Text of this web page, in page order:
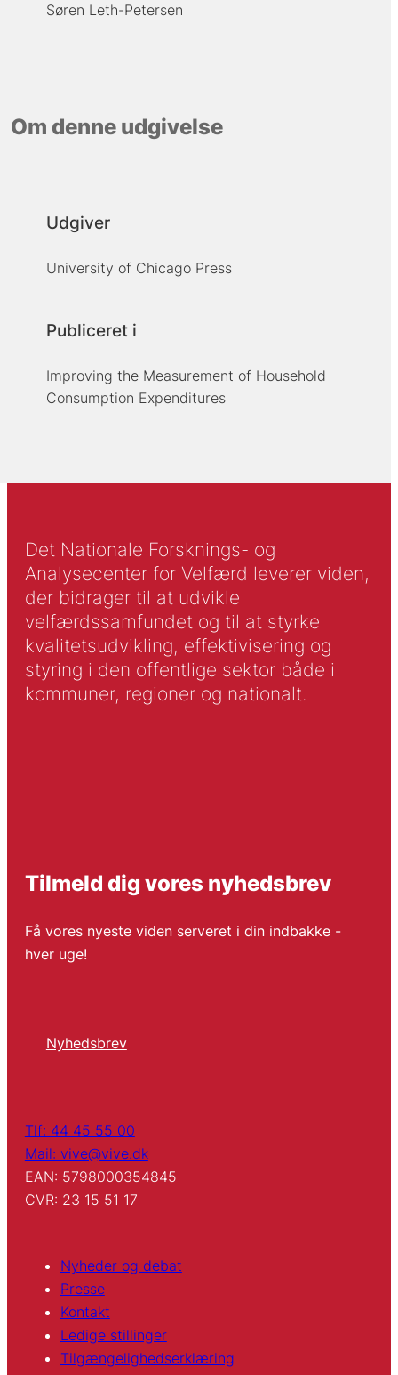
Søren Leth-Petersen
Om denne udgivelse
Udgiver
University of Chicago Press
Publiceret i
Improving the Measurement of Household
Consumption Expenditures
Det Nationale Forsknings- og
Analysecenter for Velfærd leverer viden,
der bidrager til at udvikle
velfærdssamfundet og til at styrke
kvalitetsudvikling, effektivisering og
styring i den offentlige sektor både i
kommuner, regioner og nationalt.
Tilmeld dig vores nyhedsbrev
Få vores nyeste viden serveret i din indbakke -
hver uge!
Nyhedsbrev
Tlf: 44 45 55 00
Mail: vive@vive.dk
EAN: 5798000354845
CVR: 23 15 51 17
Nyheder og debat
Presse
Kontakt
Ledige stillinger
Tilgængelighedserklæring